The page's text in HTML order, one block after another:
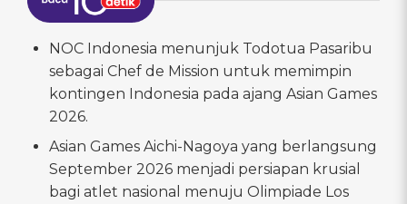
NOC Indonesia menunjuk Todotua Pasaribu
sebagai Chef de Mission untuk memimpin
kontingen Indonesia pada ajang Asian Games
2026.
Asian Games Aichi-Nagoya yang berlangsung
September 2026 menjadi persiapan krusial
bagi atlet nasional menuju Olimpiade Los